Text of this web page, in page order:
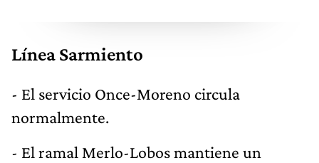
Línea Sarmiento
- El servicio Once-Moreno circula
normalmente.
- El ramal Merlo-Lobos mantiene un